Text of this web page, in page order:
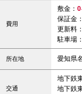
費用
敷金： 0
保証金
更新料
駐車場
所在地 愛知県
交通
地下鉄
地下鉄